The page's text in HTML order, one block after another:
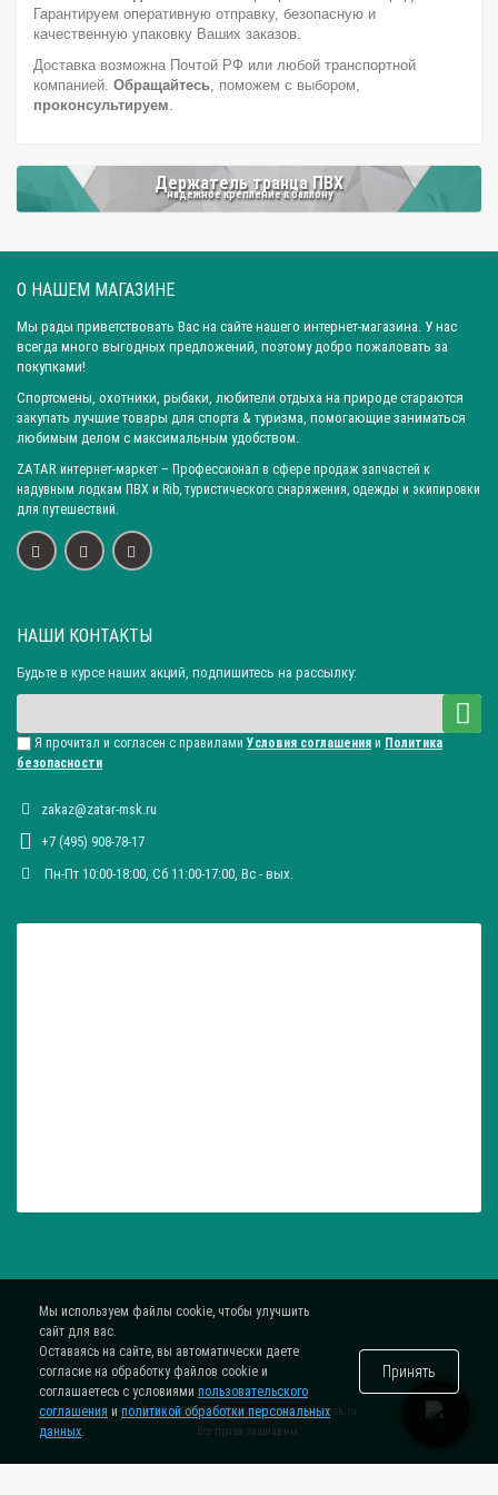
Город: Москва
Город: Красноярск
Город: Самара
Город: Ижевск
Город: Екатеринбург
Город: Нижний Новгород
Город: Краснодар
Город: Иркутск
Город: Челябинск
Город: Барнаул
Город: Тюмень Город: Казань
Гарантируем оперативную отправку, безопасную и
качественную упаковку Ваших заказов.
Доставка возможна Почтой РФ или любой транспортной
компанией. Обращайтесь, поможем с выбором,
проконсультируем.
Держатель транца ПВХ
надежное крепление к баллону
О НАШЕМ МАГАЗИНЕ
Мы рады приветствовать Вас на сайте нашего интернет-магазина. У нас
всегда много выгодных предложений, поэтому добро пожаловать за
покупками!
Спортсмены, охотники, рыбаки, любители отдыха на природе стараются
закупать лучшие товары для спорта & туризма, помогающие заниматься
любимым делом с максимальным удобством.
ZATAR интернет-маркет – Профессионал в сфере продаж запчастей к
надувным лодкам ПВХ и Rib, туристического снаряжения, одежды и экипировки
для путешествий.
НАШИ КОНТАКТЫ
Будьте в курсе наших акций, подпишитесь на рассылку:
Я прочитал и согласен с правилами Условия соглашения и Политика
безопасности
zakaz@zatar-msk.ru
+7 (495) 908-78-17
Пн-Пт 10:00-18:00, Сб 11:00-17:00, Вc - вых.
® 2015-2026. Интернет-магазинzatar-msk.ru
Все права защищены.
Мы используем файлы cookie, чтобы улучшить
сайт для вас.
Оставаясь на сайте, вы автоматически даете
согласие на обработку файлов cookie и
соглашаетесь с условиями пользовательского
соглашения и политикой обработки персональных
данных.
Принять